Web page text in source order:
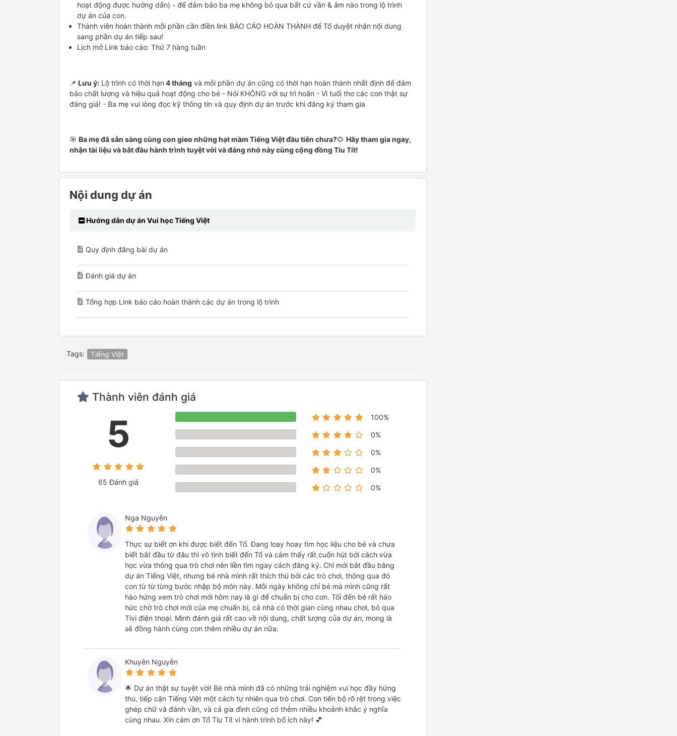
hoạt động được hướng dẫn) - để đảm bảo ba mẹ không bỏ qua bất cứ vần & âm nào trong lộ trình
dự án của con.
Thành viên hoàn thành mỗi phần cần điền link BÁO CÁO HOÀN THÀNH để Tổ duyệt nhận nội dung
sang phần dự án tiếp sau!
Lịch mở Link báo cáo: Thứ 7 hàng tuần
📌 Lưu ý: Lộ trình có thời hạn 4 tháng và mỗi phần dự án cũng có thời hạn hoàn thành nhất định để đảm
bảo chất lượng và hiệu quả hoạt động cho bé - Nói KHÔNG với sự trì hoãn - Vì tuổi thơ các con thật sự
đáng giá! - Ba mẹ vui lòng đọc kỹ thông tin và quy định dự án trước khi đăng ký tham gia
🎯 Ba mẹ đã sẵn sàng cùng con gieo những hạt mầm Tiếng Việt đầu tiên chưa?🌻 Hãy tham gia ngay,
nhận tài liệu và bắt đầu hành trình tuyệt vời và đáng nhớ này cùng cộng đồng Tíu Tít!
Nội dung dự án
Hướng dẫn dự án Vui học Tiếng Việt
Quy định đăng bài dự án
Đánh giá dự án
Tổng hợp Link báo cáo hoàn thành các dự án trong lộ trình
Tags: Tiếng Việt
Thành viên đánh giá
5
65 Đánh giá
100%
0%
0%
0%
0%
Nga Nguyễn
Thực sự biết ơn khi được biết đến Tổ. Đang loay hoay tìm học liệu cho bé và chưa
biết bắt đầu từ đâu thì vô tình biết đến Tổ và cảm thấy rất cuốn hút bởi cách vừa
học vừa thông qua trò chơi nên liền tìm ngay cách đăng ký. Chỉ mới bắt đầu bằng
dự án Tiếng Việt, nhưng bé nhà mình rất thích thú bởi các trò chơi, thông qua đó
con từ từ từng bước nhập bộ môn này. Mỗi ngày không chỉ bé mà mình cũng rất
hào hứng xem trò chơi mới hôm nay là gì để chuẩn bị cho con. Tối đến bé rất háo
hức chờ trò chơi mới của mẹ chuẩn bị, cả nhà có thời gian cùng nhau chơi, bỏ qua
Tivi điện thoại. Mình đánh giá rất cao về nội dung, chất lượng của dự án, mong là
sẽ đồng hành cùng con thêm nhiều dự án nữa.
Khuyên Nguyễn
🌟 Dự án thật sự tuyệt vời! Bé nhà mình đã có những trải nghiệm vui học đầy hứng
thú, tiếp cận Tiếng Việt một cách tự nhiên qua trò chơi. Con tiến bộ rõ rệt trong việc
ghép chữ và đánh vần, và cả gia đình cũng có thêm nhiều khoảnh khắc ý nghĩa
cùng nhau. Xin cảm ơn Tổ Tíu Tít vì hành trình bổ ích này! 💕